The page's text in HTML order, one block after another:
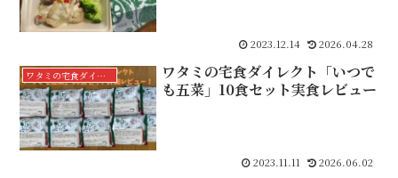
2023.12.14 2026.04.28
ワタミの宅食ダイレクト
ワタミの宅食ダイレクト「いつで
も五菜」10食セット実食レビュー
2023.11.11 2026.06.02